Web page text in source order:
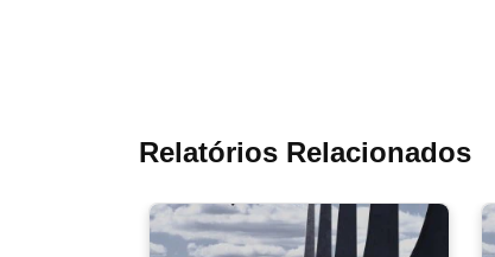
Relatórios Relacionados